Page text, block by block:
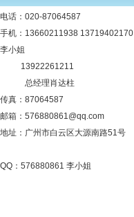
电话：020-87064587
手机：13660211938 13719402170
李小姐
13922261211
总经理肖达柱
传真：87064587
邮箱：576880861@qq.com
地址：广州市白云区大源南路51号
QQ：576880861 李小姐